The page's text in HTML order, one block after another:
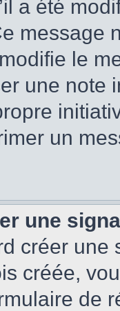
a été
message
le
une note
un
une
créer
créée,
de